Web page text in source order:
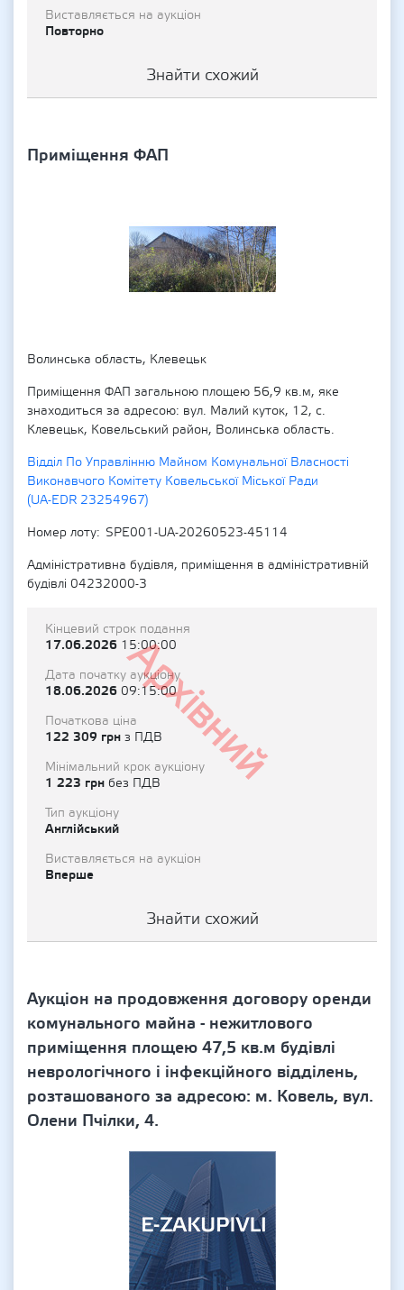
Виставляється на аукціон
Повторно
Знайти схожий
Приміщення ФАП
Волинська область, Клевецьк
Приміщення ФАП загальною площею 56,9 кв.м, яке
знаходиться за адресою: вул. Малий куток, 12, с.
Клевецьк, Ковельський район, Волинська область.
Відділ По Управлінню Майном Комунальної Власності
Виконавчого Комітету Ковельської Міської Ради
(UA-EDR 23254967)
Номер лоту
SPE001-UA-20260523-45114
Адміністративна будівля, приміщення в адміністративній
будівлі 04232000-3
Архівний
Кінцевий строк подання
17.06.2026 15:00:00
Дата початку аукціону
18.06.2026 09:15:00
Початкова ціна
122 309 грн з ПДВ
Мінімальний крок аукціону
1 223 грн без ПДВ
Тип аукціону
Англійський
Виставляється на аукціон
Вперше
Знайти схожий
Аукціон на продовження договору оренди
комунального майна - нежитлового
приміщення площею 47,5 кв.м будівлі
неврологічного і інфекційного відділень,
розташованого за адресою: м. Ковель, вул.
Олени Пчілки, 4.